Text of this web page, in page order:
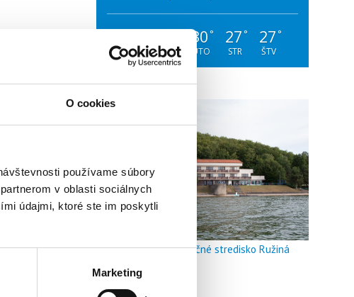
O cookies
používame súbory
v oblasti sociálnych
údajmi, ktoré ste im poskytli
Marketing
Stav:
Vypnuté
°
NED
°
PON
30 °
UTO
27 °
STR
27 °
ŠTV
Doškoľovacie a rekreačné stredisko Ružiná